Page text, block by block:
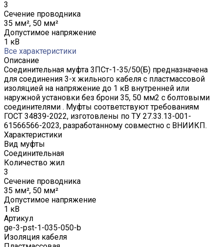
3
Сечение проводника
35 мм², 50 мм²
Допустимое напряжение
1 кВ
Все характеристики
Описание
Соединительная муфта 3ПСт-1-35/50(Б) предназначена
для соединения 3-х жильного кабеля с пластмассовой
изоляцией на напряжение до 1 кВ внутренней или
наружной установки без брони 35, 50 мм2 с болтовыми
соединителями . Муфты соответствуют требованиям
ГОСТ 34839-2022, изготовлены по ТУ 27.33.13-001-
61566566-2023, разработанному совместно с ВНИИКП.
Характеристики
Вид муфты
Соединительная
Количество жил
3
Сечение проводника
35 мм², 50 мм²
Допустимое напряжение
1 кВ
Артикул
ge-3-pst-1-035-050-b
Изоляция кабеля